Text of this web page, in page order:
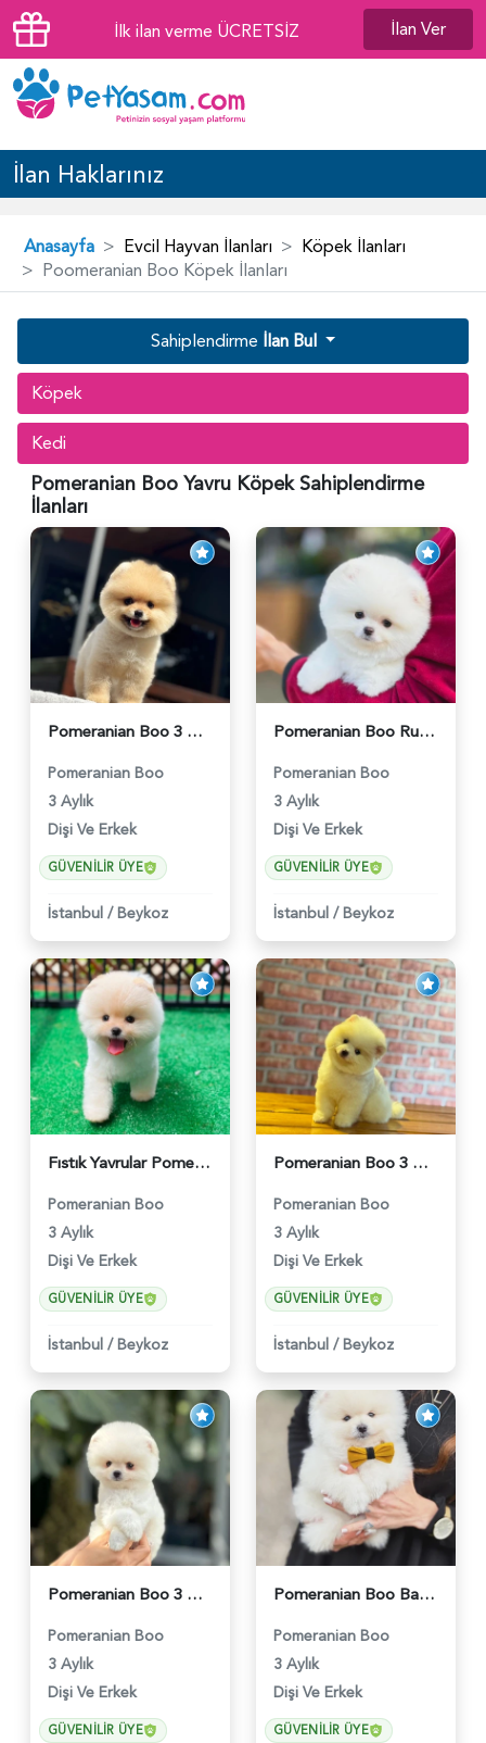
İlk ilan verme ÜCRETSİZ İlan Ver
İlan Haklarınız
Anasayfa Evcil Hayvan İlanları
Köpek İlanları
Poomeranian Boo Köpek İlanları
Sahiplendirme İlan Bul
Köpek
Kedi
Pomeranian Boo Yavru Köpek Sahiplendirme
İlanları
Pomeranian Boo 3 Aylık Bebek Yavrular - 6178
Pomeranian Boo
3 Aylık
Dişi Ve Erkek
GÜVENILIR ÜYE
İstanbul / Beykoz
Pomeranian Boo Ruhsatlı Çiftlikten - 6027
Pomeranian Boo
3 Aylık
Dişi Ve Erkek
GÜVENILIR ÜYE
İstanbul / Beykoz
Fıstık Yavrular Pomeranian Boo - 6032
Pomeranian Boo
3 Aylık
Dişi Ve Erkek
GÜVENILIR ÜYE
İstanbul / Beykoz
Pomeranian Boo 3 Aylık Safkan Yavrularımız - 6022
Pomeranian Boo
3 Aylık
Dişi Ve Erkek
GÜVENILIR ÜYE
İstanbul / Beykoz
Pomeranian Boo 3 Aylık Bebişlerimiz - 6037
Pomeranian Boo
3 Aylık
Dişi Ve Erkek
GÜVENILIR ÜYE
Pomeranian Boo Baby Face Yavrularımız - 6023
Pomeranian Boo
3 Aylık
Dişi Ve Erkek
GÜVENILIR ÜYE